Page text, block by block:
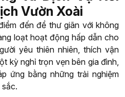
Vườn Xoài
đến để thư giãn với không
loạt hoạt động hấp dẫn cho
yêu thiên nhiên, thích vận
kỳ nghỉ trọn vẹn bên gia đình,
ứng bằng những trải nghiệm